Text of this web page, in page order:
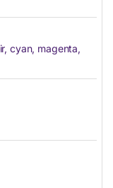
cyan, magenta,